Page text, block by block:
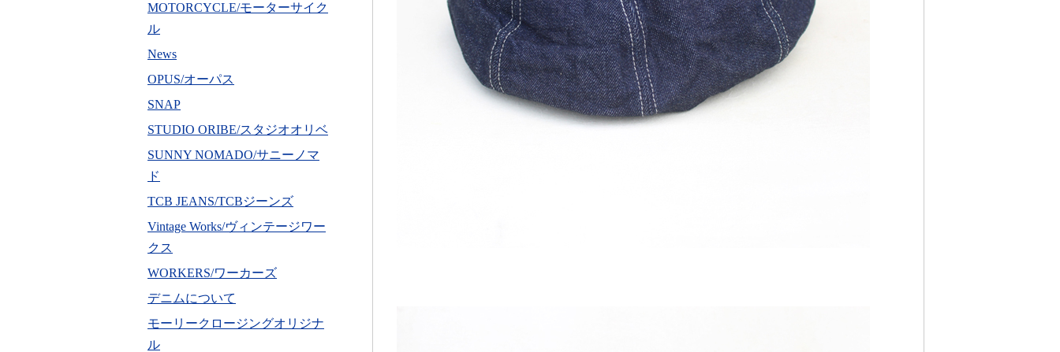
MOTORCYCLE/モーターサイク
ル
News
OPUS/オーパス
SNAP
STUDIO ORIBE/スタジオオリベ
SUNNY NOMADO/サニーノマ
ド
TCB JEANS/TCBジーンズ
Vintage Works/ヴィンテージワー
クス
WORKERS/ワーカーズ
デニムについて
モーリークロージングオリジナ
ル